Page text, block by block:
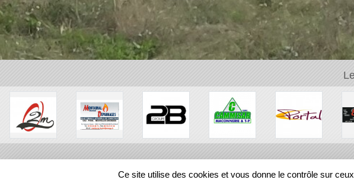
REGIONS
Ce site utilise des cookies et vous donne le contrôle sur